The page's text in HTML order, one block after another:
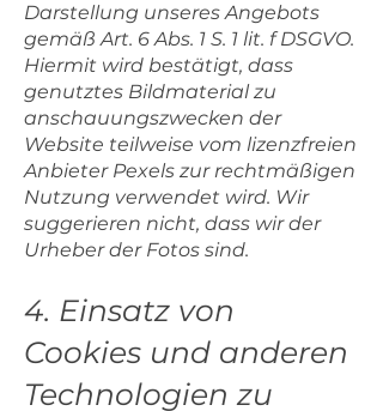
Darstellung unseres Angebots
gemäß Art. 6 Abs. 1 S. 1 lit. f DSGVO.
Hiermit wird bestätigt, dass
genutztes Bildmaterial zu
anschauungszwecken der
Website teilweise vom lizenzfreien
Anbieter Pexels zur rechtmäßigen
Nutzung verwendet wird. Wir
suggerieren nicht, dass wir der
Urheber der Fotos sind.
4. Einsatz von
Cookies und anderen
Technologien zu